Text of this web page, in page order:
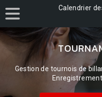
Calendrier
Gestion de tournois de